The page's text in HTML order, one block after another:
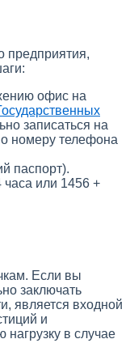
предприятия,
офис на
записаться на
номеру телефона
паспорт).
часа или 1456 +
Если вы
заключать
является входной
и
в случае